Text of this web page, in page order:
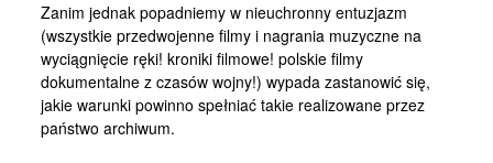
Zanim jednak popadniemy w nieuchronny entuzjazm
(wszystkie przedwojenne filmy i nagrania muzyczne na
wyciągnięcie ręki! kroniki filmowe! polskie filmy
dokumentalne z czasów wojny!) wypada zastanowić się,
jakie warunki powinno spełniać takie realizowane przez
państwo archiwum.